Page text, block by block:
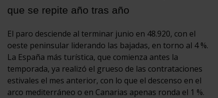
que se repite año tras año
El paro desciende al terminar junio en 48.920, con el
oeste peninsular liderando las bajadas, en torno al 4 %.
La España más turística, que comienza antes la
temporada, ya realizó el grueso de las contrataciones
estivales el mes anterior, con lo que el descenso en el
arco mediterráneo o en Canarias apenas ronda el 1 %.